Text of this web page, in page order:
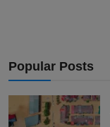
Popular Posts